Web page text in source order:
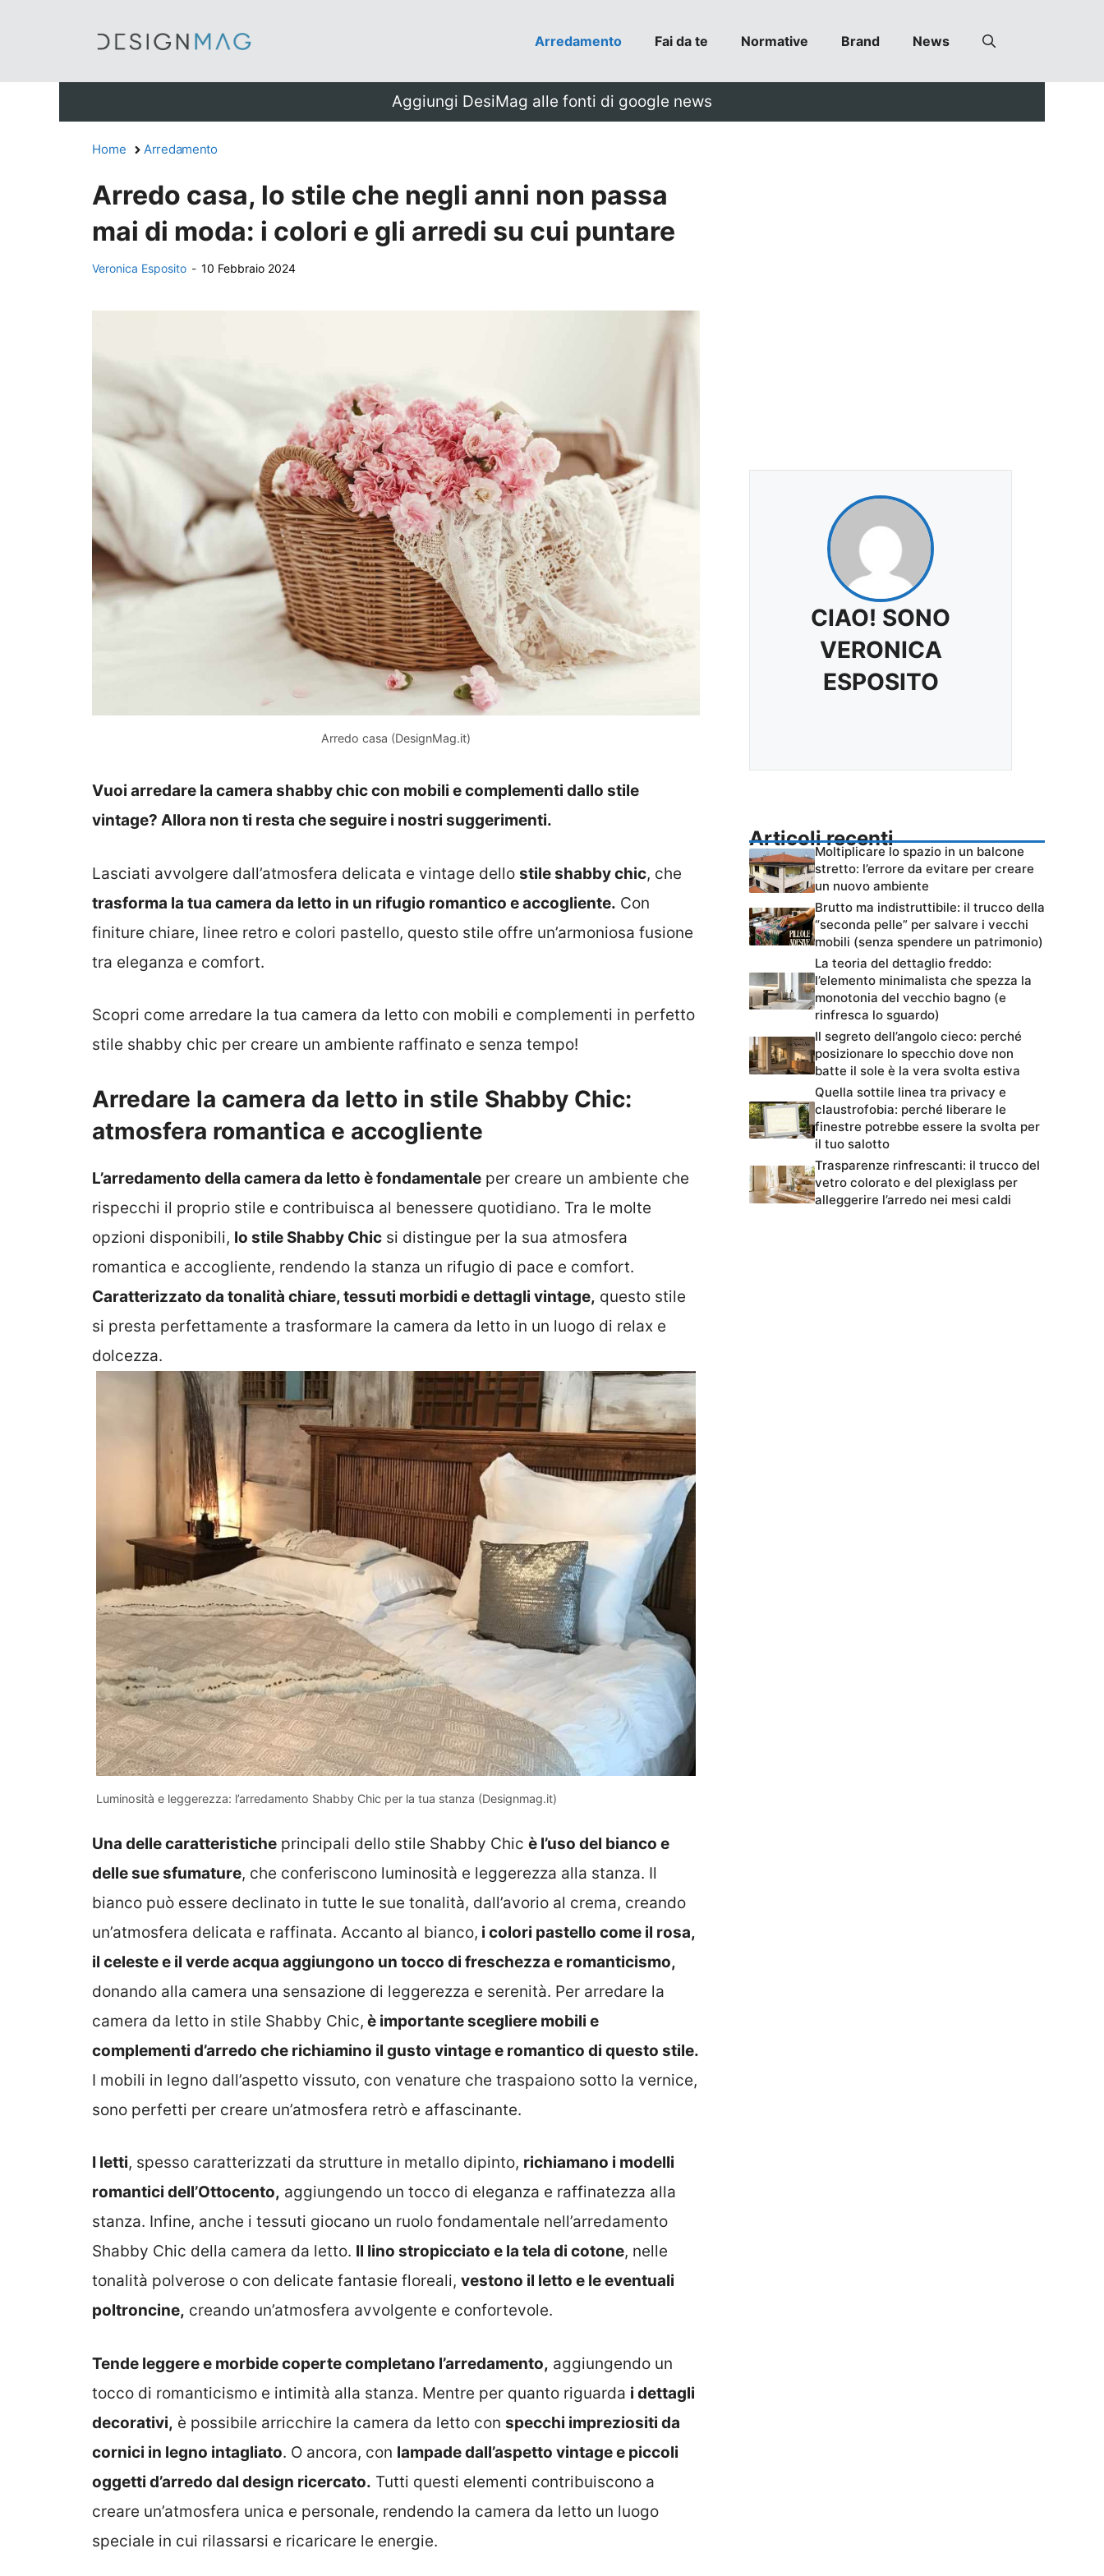
Arredamento Fai da te Normative Brand News
Aggiungi DesiMag alle fonti di google news
Home Arredamento
Arredo casa, lo stile che negli anni non passa
mai di moda: i colori e gli arredi su cui puntare
Veronica Esposito - 10 Febbraio 2024
Arredo casa (DesignMag.it)
Vuoi arredare la camera shabby chic con mobili e complementi dallo stile
vintage? Allora non ti resta che seguire i nostri suggerimenti.
Lasciati avvolgere dall’atmosfera delicata e vintage dello stile shabby chic, che
trasforma la tua camera da letto in un rifugio romantico e accogliente. Con
finiture chiare, linee retro e colori pastello, questo stile offre un’armoniosa fusione
tra eleganza e comfort.
Scopri come arredare la tua camera da letto con mobili e complementi in perfetto
stile shabby chic per creare un ambiente raffinato e senza tempo!
Arredare la camera da letto in stile Shabby Chic:
atmosfera romantica e accogliente
L’arredamento della camera da letto è fondamentale per creare un ambiente che
rispecchi il proprio stile e contribuisca al benessere quotidiano. Tra le molte
opzioni disponibili, lo stile Shabby Chic si distingue per la sua atmosfera
romantica e accogliente, rendendo la stanza un rifugio di pace e comfort.
Caratterizzato da tonalità chiare, tessuti morbidi e dettagli vintage, questo stile
si presta perfettamente a trasformare la camera da letto in un luogo di relax e
dolcezza.
Luminosità e leggerezza: l’arredamento Shabby Chic per la tua stanza (Designmag.it)
Una delle caratteristiche principali dello stile Shabby Chic è l’uso del bianco e
delle sue sfumature, che conferiscono luminosità e leggerezza alla stanza. Il
bianco può essere declinato in tutte le sue tonalità, dall’avorio al crema, creando
un’atmosfera delicata e raffinata. Accanto al bianco, i colori pastello come il rosa,
il celeste e il verde acqua aggiungono un tocco di freschezza e romanticismo,
donando alla camera una sensazione di leggerezza e serenità. Per arredare la
camera da letto in stile Shabby Chic, è importante scegliere mobili e
complementi d’arredo che richiamino il gusto vintage e romantico di questo stile.
I mobili in legno dall’aspetto vissuto, con venature che traspaiono sotto la vernice,
sono perfetti per creare un’atmosfera retrò e affascinante.
I letti, spesso caratterizzati da strutture in metallo dipinto, richiamano i modelli
romantici dell’Ottocento, aggiungendo un tocco di eleganza e raffinatezza alla
stanza. Infine, anche i tessuti giocano un ruolo fondamentale nell’arredamento
Shabby Chic della camera da letto. Il lino stropicciato e la tela di cotone, nelle
tonalità polverose o con delicate fantasie floreali, vestono il letto e le eventuali
poltroncine, creando un’atmosfera avvolgente e confortevole.
Tende leggere e morbide coperte completano l’arredamento, aggiungendo un
tocco di romanticismo e intimità alla stanza. Mentre per quanto riguarda i dettagli
decorativi, è possibile arricchire la camera da letto con specchi impreziositi da
cornici in legno intagliato. O ancora, con lampade dall’aspetto vintage e piccoli
oggetti d’arredo dal design ricercato. Tutti questi elementi contribuiscono a
creare un’atmosfera unica e personale, rendendo la camera da letto un luogo
speciale in cui rilassarsi e ricaricare le energie.
CIAO! SONO
VERONICA
ESPOSITO
Articoli recenti
Moltiplicare lo spazio in un balcone
stretto: l’errore da evitare per creare
un nuovo ambiente
Brutto ma indistruttibile: il trucco della
“seconda pelle” per salvare i vecchi
mobili (senza spendere un patrimonio)
La teoria del dettaglio freddo:
l’elemento minimalista che spezza la
monotonia del vecchio bagno (e
rinfresca lo sguardo)
Il segreto dell’angolo cieco: perché
posizionare lo specchio dove non
batte il sole è la vera svolta estiva
Quella sottile linea tra privacy e
claustrofobia: perché liberare le
finestre potrebbe essere la svolta per
il tuo salotto
Trasparenze rinfrescanti: il trucco del
vetro colorato e del plexiglass per
alleggerire l’arredo nei mesi caldi